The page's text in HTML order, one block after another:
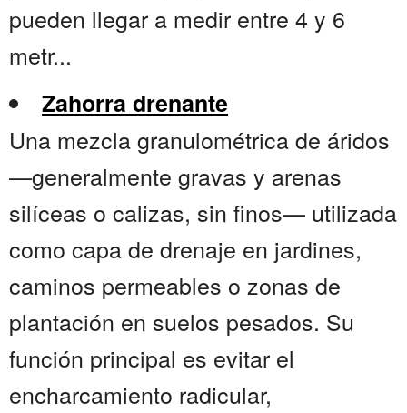
pueden llegar a medir entre 4 y 6
metr...
Zahorra drenante
Una mezcla granulométrica de áridos
—generalmente gravas y arenas
silíceas o calizas, sin finos— utilizada
como capa de drenaje en jardines,
caminos permeables o zonas de
plantación en suelos pesados. Su
función principal es evitar el
encharcamiento radicular,